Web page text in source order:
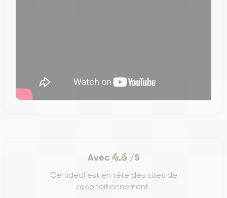
Avec 4.6/5
Certideal est en tête des sites de
reconditionnement.